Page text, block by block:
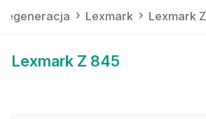
regeneracja Lexmark Lexmark Z
Lexmark Z 845